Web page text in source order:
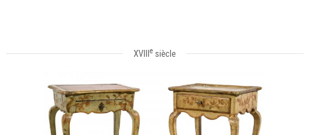
XVIIIe siècle